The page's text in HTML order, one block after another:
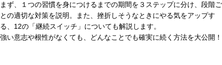
まず、１つの習慣を身につけるまでの期間を３ステップに分け、段階ご
との適切な対策を説明。また、挫折しそうなときにやる気をアップす
る、12の「継続スイッチ」についても解説します。
強い意志や根性がなくても、どんなことでも確実に続く方法を大公開！